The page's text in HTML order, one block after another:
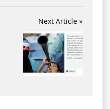
Next Article »